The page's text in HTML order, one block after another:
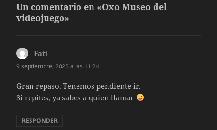
Un comentario en «Oxo Museo del
videojuego»
Fati
9 septiembre, 2025 a las 11:24
Gran repaso. Tenemos pendiente ir.
Si repites, ya sabes a quien llamar
RESPONDER